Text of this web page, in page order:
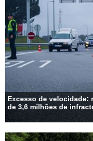
Excesso de velocidade:
de 3,6 milhões de